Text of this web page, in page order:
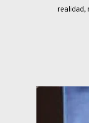
realidad,